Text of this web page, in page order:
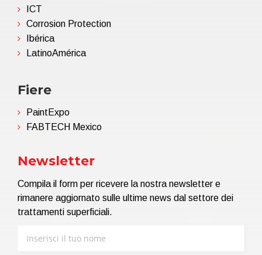
ICT
Corrosion Protection
Ibérica
LatinoAmérica
Fiere
PaintExpo
FABTECH Mexico
Newsletter
Compila il form per ricevere la nostra newsletter e
rimanere aggiornato sulle ultime news dal settore dei
trattamenti superficiali.